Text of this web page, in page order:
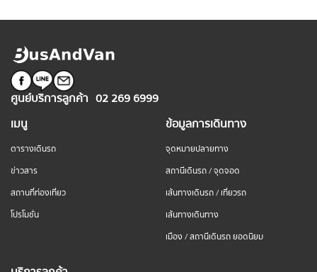
ศูนย์บริการลูกค้า 02 269 6999
เมนู
ตารางเดินรถ
ข่าวสาร
สถานที่ท่องเที่ยว
โปรโมชั่น
ข้อมูลการเดินทาง
จุดหมายปลายทาง
สถานีเดินรถ / จุดจอด
เส้นทางเดินรถ / เที่ยวรถ
เส้นทางเดินทาง
เมือง / สถานีเดินรถ ยอดนิยม